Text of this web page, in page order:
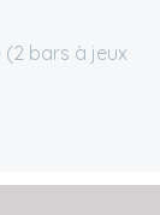
(2 bars à jeux